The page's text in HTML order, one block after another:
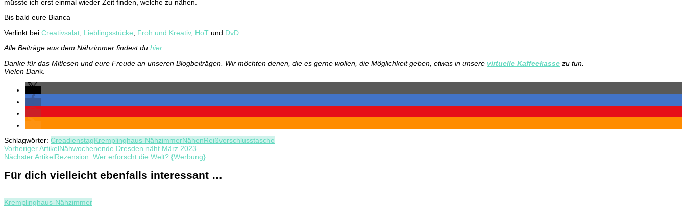
müsste ich erst einmal wieder Zeit finden, welche zu nähen.
Bis bald eure Bianca
Verlinkt bei Creativsalat Lieblingsstücke Froh und Kreativ, HoT und DvD
Alle Beiträge aus dem Nähzimmer findest du hier.
Danke für das Mitlesen und eure Freude an unseren Blogbeiträgen. Wir möchten denen, die es gerne wollen, die Möglichkeit geben, etwas in unsere virtuelle Kaffeekasse zu tun.
Vielen Dank.
Schlagwörter: CreadienstagKremplinghaus-NähzimmerNähenReißverschlusstasche
Beitragsnavigation
Vorheriger ArtikelNähwochenende Dresden näht März 2023
Nächster ArtikelRezension: Wer erforscht die Welt? {Werbung}
Für dich vielleicht ebenfalls interessant …
Kremplinghaus-Nähzimmer